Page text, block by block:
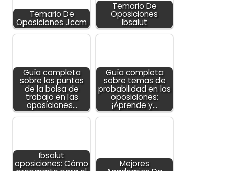
Temario De
Oposiciones Jccm
Temario De
Oposiciones
Ibsalut
Guía completa
sobre los puntos
de la bolsa de
trabajo en las
oposiciones…
Guía completa
sobre temas de
probabilidad en las
oposiciones:
¡Aprende y…
Ibsalut
oposiciones: Cómo Mejores